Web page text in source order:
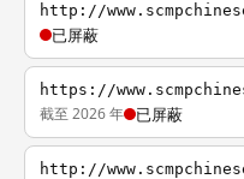
http://
已屏蔽
https://
截至 2026 年 已屏蔽
http://